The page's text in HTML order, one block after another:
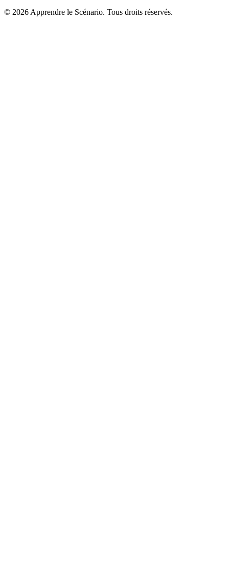
© 2026 Apprendre le Scénario. Tous droits réservés.